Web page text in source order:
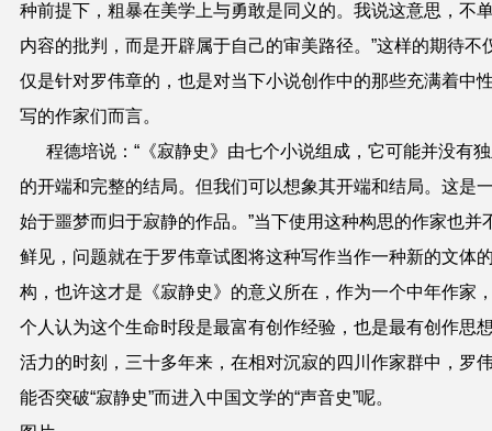
种前提下，粗暴在美学上与勇敢是同义的。我说这意思，不
内容的批判，而是开辟属于自己的审美路径。”这样的期待不
仅是针对罗伟章的，也是对当下小说创作中的那些充满着中
写的作家们而言。
程德培说：“《寂静史》由七个小说组成，它可能并没有
的开端和完整的结局。但我们可以想象其开端和结局。这是
始于噩梦而归于寂静的作品。”当下使用这种构思的作家也并
鲜见，问题就在于罗伟章试图将这种写作当作一种新的文体
构，也许这才是《寂静史》的意义所在，作为一个中年作家
个人认为这个生命时段是最富有创作经验，也是最有创作思
活力的时刻，三十多年来，在相对沉寂的四川作家群中，罗
能否突破“寂静史”而进入中国文学的“声音史”呢。